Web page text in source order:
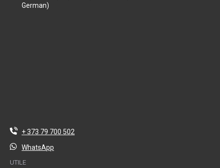
German)
+ 373 79 700 502
WhatsApp
UTILE